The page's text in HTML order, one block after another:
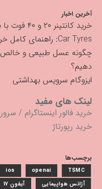
آخرین اخبار
خرید کانتینر ۲۰ و ۴۰ فوت با بهترین قیمت
Car Tyres: راهنمای کامل خرید تایر
چگونه عسل طبیعی و خالص
دهیم؟
ایزوگام سرویس بهداشتی
لینک های مفید
خرید فالور اینستاگرام /
خرید رپورتاژ
برچسب‌ها
ios openai TSMC
آژانس هواپیمایی
آیفون 17